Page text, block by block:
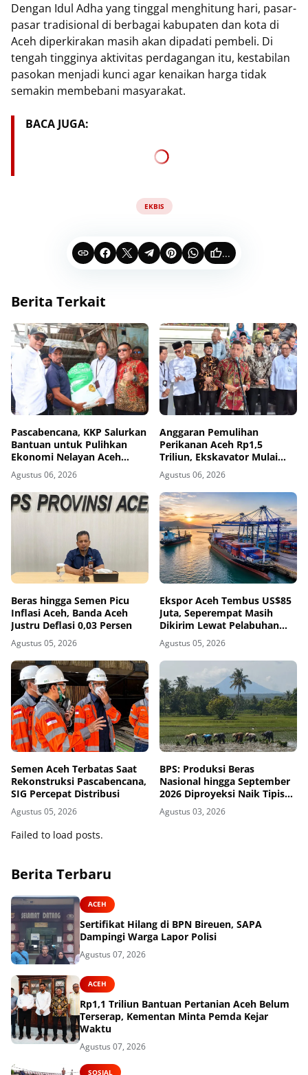
Dengan Idul Adha yang tinggal menghitung hari, pasar-
pasar tradisional di berbagai kabupaten dan kota di
Aceh diperkirakan masih akan dipadati pembeli. Di
tengah tingginya aktivitas perdagangan itu, kestabilan
pasokan menjadi kunci agar kenaikan harga tidak
semakin membebani masyarakat.
BACA JUGA:
EKBIS
...
Berita Terkait
Pascabencana, KKP Salurkan
Bantuan untuk Pulihkan
Ekonomi Nelayan Aceh
Utara
Agustus 06, 2026
Anggaran Pemulihan
Perikanan Aceh Rp1,5
Triliun, Ekskavator Mulai
Dikirim ke Aceh Utara
Agustus 06, 2026
Beras hingga Semen Picu
Inflasi Aceh, Banda Aceh
Justru Deflasi 0,03 Persen
Agustus 05, 2026
Ekspor Aceh Tembus US$85
Juta, Seperempat Masih
Dikirim Lewat Pelabuhan
Luar Aceh
Agustus 05, 2026
Semen Aceh Terbatas Saat
Rekonstruksi Pascabencana,
SIG Percepat Distribusi
Agustus 05, 2026
BPS: Produksi Beras
Nasional hingga September
2026 Diproyeksi Naik Tipis
0,01%, Luas Panen Mulai
Melambat
Agustus 03, 2026
Failed to load posts.
Berita Terbaru
ACEH
Sertifikat Hilang di BPN Bireuen, SAPA
Dampingi Warga Lapor Polisi
Agustus 07, 2026
ACEH
Rp1,1 Triliun Bantuan Pertanian Aceh Belum
Terserap, Kementan Minta Pemda Kejar
Waktu
Agustus 07, 2026
SOSIAL